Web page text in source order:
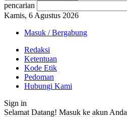
pencarian
Kamis, 6 Agustus 2026
Masuk / Bergabung
Redaksi
Ketentuan
Kode Etik
Pedoman
Hubungi Kami
Sign in
Selamat Datang! Masuk ke akun Anda